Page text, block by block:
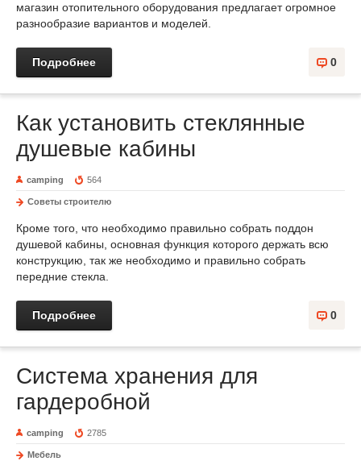
магазин отопительного оборудования предлагает огромное
разнообразие вариантов и моделей.
0
Подробнее
Как установить стеклянные
душевые кабины
camping 564
Советы строителю
Кроме того, что необходимо правильно собрать поддон
душевой кабины, основная функция которого держать всю
конструкцию, так же необходимо и правильно собрать
передние стекла.
0
Подробнее
Система хранения для
гардеробной
camping 2785
Мебель